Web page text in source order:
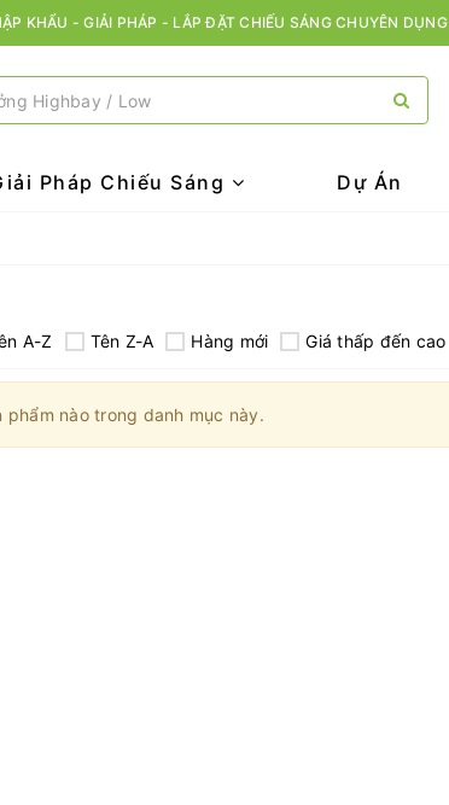
KHẨU - GIẢI PHÁP - LẮP ĐẶT CHIẾU SÁNG CHUYÊN DỤNG
Pháp Chiếu Sáng Dự Án
A-Z Tên Z-A Hàng mới Giá thấp đến cao
phẩm nào trong danh mục này.